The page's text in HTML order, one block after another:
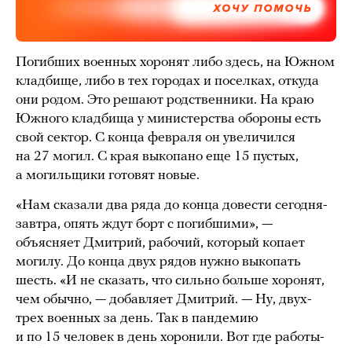
ХОЧУ ПОМОЧЬ
Погибших военных хоронят либо здесь, на Южном
кладбище, либо в тех городах и поселках, откуда
они родом. Это решают родственники. На краю
Южного кладбища у министерства обороны есть
свой сектор. С конца февраля он увеличился
на 27 могил. С края выкопано еще 15 пустых,
а могильщики готовят новые.
«Нам сказали два ряда до конца довести сегодня-
завтра, опять ждут борт с погибшими», —
объясняет Дмитрий, рабочий, который копает
могилу. До конца двух рядов нужно выкопать
шесть. «И не сказать, что сильно больше хоронят,
чем обычно, — добавляет Дмитрий. — Ну, двух-
трех военных за день. Так в пандемию
и по 15 человек в день хоронили. Вот где работы-